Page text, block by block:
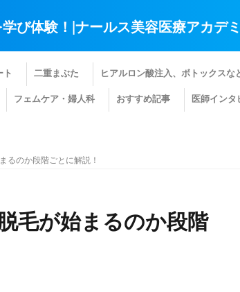
び体験！|ナールス美容医療アカデ
ト 二重まぶた ヒアルロン酸注入、ボトックスな
フェムケア・婦人科 おすすめ記事 医師インタ
るのか段階ごとに解説！
毛が始まるのか段階